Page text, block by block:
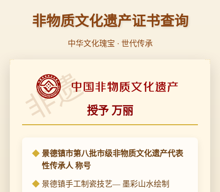
非物质文化遗产证书查询
中华文化瑰宝 · 世代传承
非遗授予 万丽
景德镇市第八批市级非物质文化遗产代表
性传承人 称号
景德镇手工制瓷技艺— 墨彩山水绘制